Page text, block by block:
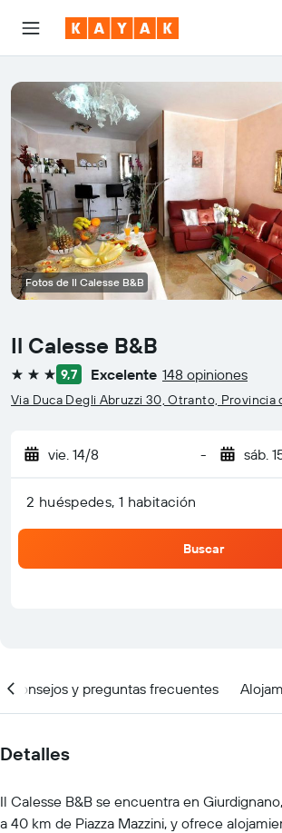
Il Calesse B&B
3 estrellas
9,7 Excelente 148 opiniones
Via Duca Degli Abruzzi 30, Otranto, Provincia
vie. 14/8 - sáb.
2 huéspedes, 1 habitación
Buscar
Fotos de Il Calesse B&B
Consejos y preguntas frecuentes
Detalles
Il Calesse B&B se encuentra en
a 40 km de Piazza Mazzini, y ofrece